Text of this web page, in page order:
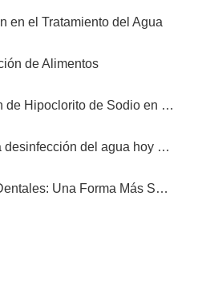
en el Tratamiento del Agua
de Alimentos
Sistemas de Generación de Hipoclorito de Sodio en el Sitio: Una Solución de Cloro Más Inteligente
Por qué es importante la desinfección del agua hoy en día
Limpieza de Unidades Dentales: Una Forma Más Segura con HOCl